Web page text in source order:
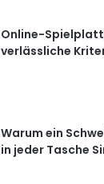
Online-
verlässliche
Warum ein
in jeder Tasche